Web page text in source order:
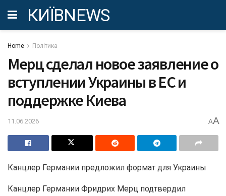
КИЇВNEWS
Home Політика
Мерц сделал новое заявление о
вступлении Украины в ЕС и
поддержке Киева
11.06.2026 AA
Канцлер Германии предложил формат для Украины
Канцлер Германии Фридрих Мерц подтвердил